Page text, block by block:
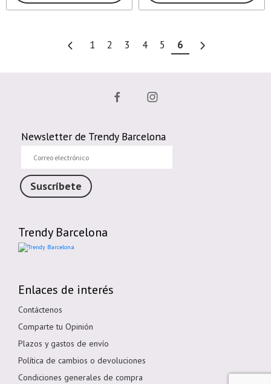
1 2 3 4 5 6
Newsletter de Trendy Barcelona
electrónico
Suscríbete
Trendy Barcelona
Enlaces de interés
Contáctenos
Comparte tu Opinión
Plazos y gastos de envío
Política de cambios o devoluciones
Condiciones generales de compra